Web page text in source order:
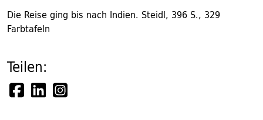
Die Reise ging bis nach Indien. Steidl, 396 S., 329
Farbtafeln
Teilen: